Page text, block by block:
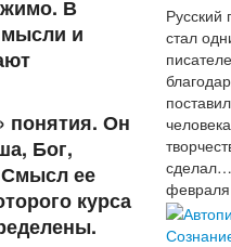
В
и
понятия. Он
Бог,
Смысл ее
курса
Русский
стал
сделал…